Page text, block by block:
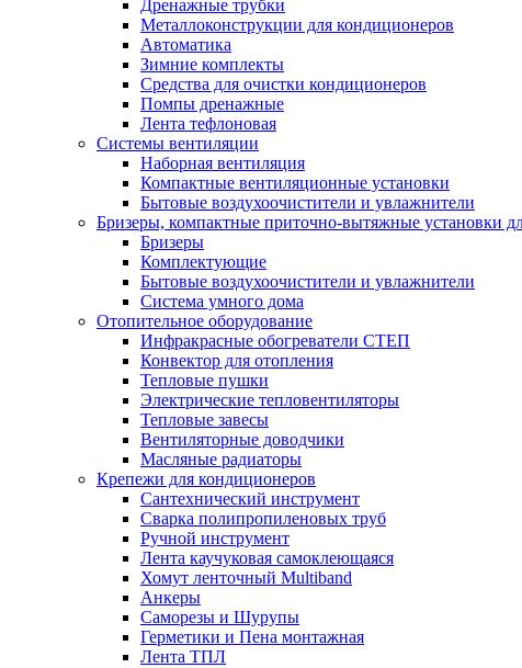
Дренажные трубки
Металлоконструкции для кондиционеров
Автоматика
Зимние комплекты
Средства для очистки кондиционеров
Помпы дренажные
Лента тефлоновая
Системы вентиляции
Наборная вентиляция
Компактные вентиляционные установки
Бытовые воздухоочистители и увлажнители
Бризеры, компактные приточно-вытяжные установки
Бризеры
Комплектующие
Бытовые воздухоочистители и увлажнители
Система умного дома
Отопительное оборудование
Инфракрасные обогреватели СТЕП
Конвектор для отопления
Тепловые пушки
Электрические тепловентиляторы
Тепловые завесы
Вентиляторные доводчики
Масляные радиаторы
Крепежи для кондиционеров
Сантехнический инструмент
Сварка полипропиленовых труб
Ручной инструмент
Лента каучуковая самоклеющаяся
Хомут ленточный Multiband
Анкеры
Саморезы и Шурупы
Герметики и Пена монтажная
Лента ТПЛ